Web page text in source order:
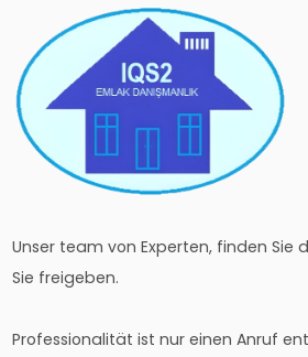
Unser team von Experten, finden Sie
Sie freigeben.
Professionalität ist nur einen Anruf